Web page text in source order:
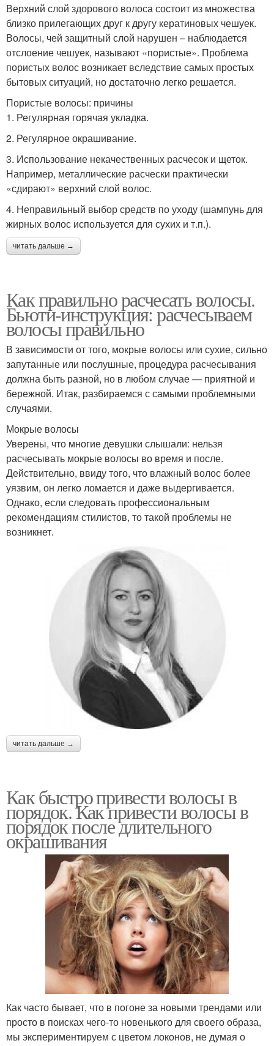
Верхний слой здорового волоса состоит из множества
близко прилегающих друг к другу кератиновых чешуек.
Волосы, чей защитный слой нарушен – наблюдается
отслоение чешуек, называют «пористые». Проблема
пористых волос возникает вследствие самых простых
бытовых ситуаций, но достаточно легко решается.
Пористые волосы: причины
1. Регулярная горячая укладка.
2. Регулярное окрашивание.
3. Использование некачественных расчесок и щеток.
Например, металлические расчески практически
«сдирают» верхний слой волос.
4. Неправильный выбор средств по уходу (шампунь для
жирных волос используется для сухих и т.п.).
читать дальше →
Как правильно расчесать волосы.
Бьюти-инструкция: расчесываем
волосы правильно
В зависимости от того, мокрые волосы или сухие, сильно
запутанные или послушные, процедура расчесывания
должна быть разной, но в любом случае — приятной и
бережной. Итак, разбираемся с самыми проблемными
случаями.
Мокрые волосы
Уверены, что многие девушки слышали: нельзя
расчесывать мокрые волосы во время и после.
Действительно, ввиду того, что влажный волос более
уязвим, он легко ломается и даже выдергивается.
Однако, если следовать профессиональным
рекомендациям стилистов, то такой проблемы не
возникнет.
читать дальше →
Как быстро привести волосы в
порядок. Как привести волосы в
порядок после длительного
окрашивания
Как часто бывает, что в погоне за новыми трендами или
просто в поисках чего-то новенького для своего образа,
мы экспериментируем с цветом локонов, не думая о